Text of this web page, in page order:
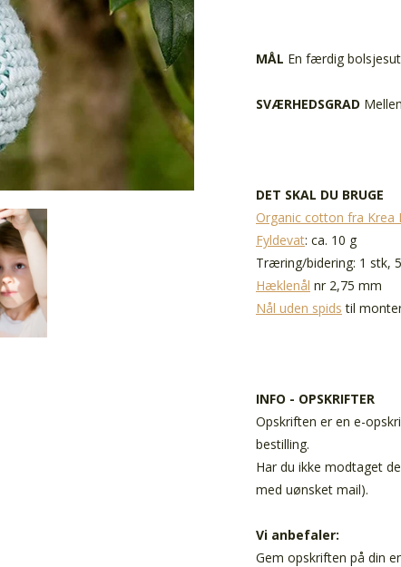
MÅL En færdig
SVÆRHEDSGRAD
DET SKAL DU BRUGE
Organic cotton fra Krea
Fyldevat: ca. 10 g
Træring/bidering: 1 stk,
Hæklenål nr 2,75 mm
Nål uden spids til
INFO - OPSKRIFTER
Opskriften er en e-
bestilling.
Har du ikke modtaget
med uønsket mail).
Vi anbefaler:
Gem opskriften på din